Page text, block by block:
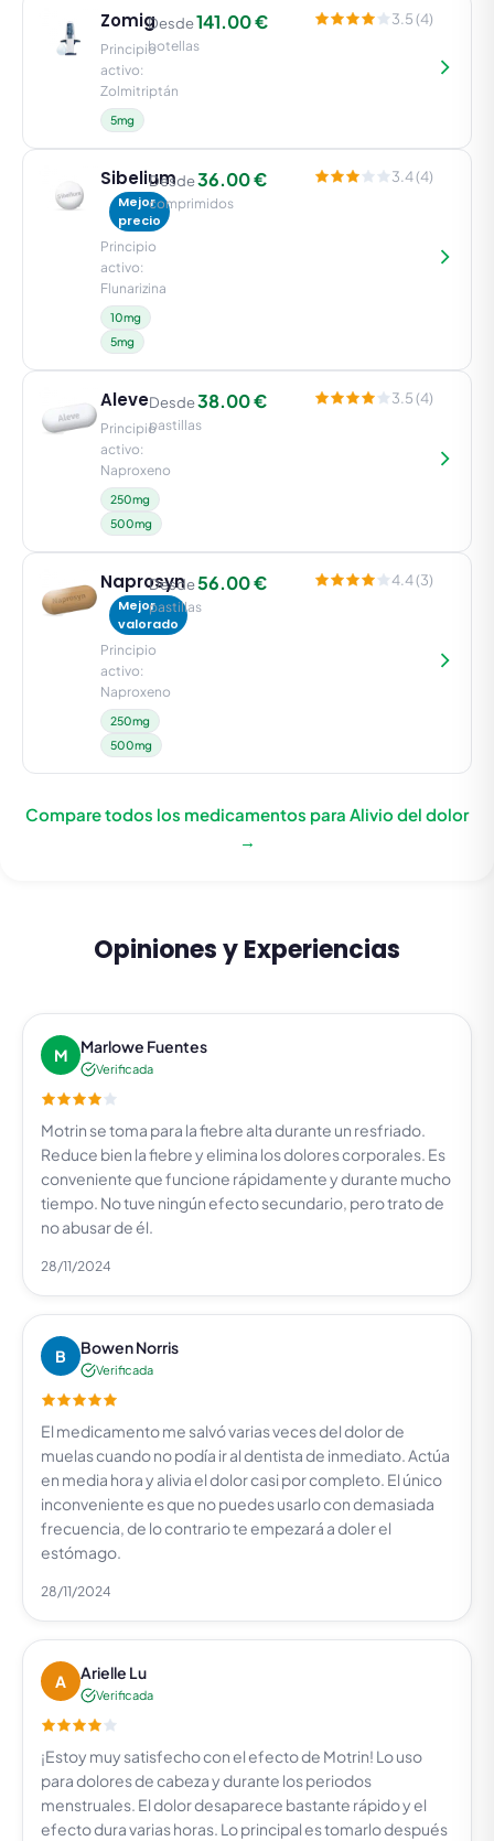
Zomig
Principio
activo:
Zolmitriptán
5mg
Desde141.00 €
botellas
3.5 (4)
Sibelium
Mejor
precio
Principio
activo:
Flunarizina
10mg
5mg
Desde36.00 €
comprimidos
3.4 (4)
Aleve
Principio
activo:
Naproxeno
250mg
500mg
Desde38.00 €
pastillas
3.5 (4)
Naprosyn
Mejor
valorado
Principio
activo:
Naproxeno
250mg
500mg
Desde56.00 €
pastillas
4.4 (3)
Compare todos los medicamentos para Alivio del dolor
→
Opiniones y Experiencias
M Marlowe Fuentes
Verificada
Motrin se toma para la fiebre alta durante un resfriado.
Reduce bien la fiebre y elimina los dolores corporales. Es
conveniente que funcione rápidamente y durante mucho
tiempo. No tuve ningún efecto secundario, pero trato de
no abusar de él.
28/11/2024
B Bowen Norris
Verificada
El medicamento me salvó varias veces del dolor de
muelas cuando no podía ir al dentista de inmediato. Actúa
en media hora y alivia el dolor casi por completo. El único
inconveniente es que no puedes usarlo con demasiada
frecuencia, de lo contrario te empezará a doler el
estómago.
28/11/2024
A Arielle Lu
Verificada
¡Estoy muy satisfecho con el efecto de Motrin! Lo uso
para dolores de cabeza y durante los periodos
menstruales. El dolor desaparece bastante rápido y el
efecto dura varias horas. Lo principal es tomarlo después